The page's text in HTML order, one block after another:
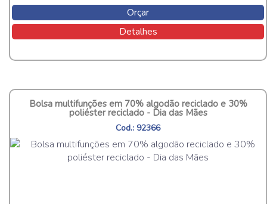
Orçar
Detalhes
Bolsa multifunções em 70% algodão reciclado e 30%
poliéster reciclado - Dia das Mães
Cod.: 92366